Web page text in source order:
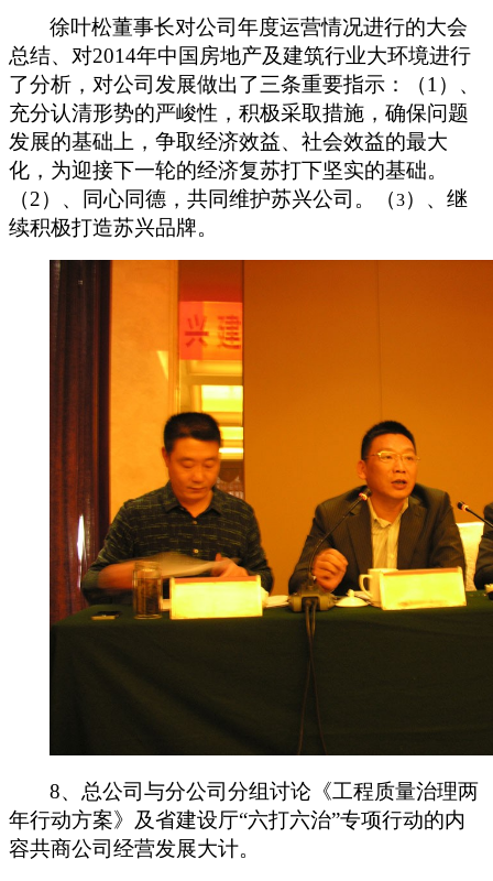
徐叶松董事长对公司年度运营情况进行的大会
总结、对2014年中国房地产及建筑行业大环境进行
了分析，对公司发展做出了三条重要指示：（1 ）、
充分认清形势的严峻性，积极采取措施，确保问题
发展的基础上，争取经济效益、社会效益的最大
化，为迎接下一轮的经济复苏打下坚实的基础。
（2）、同心同德，共同维护苏兴公司。（3）、继
续积极打造苏兴品牌。
8、总公司与分公司分组讨论《工程质量治理两
年行动方案》及省建设厅“六打六治”专项行动的内
容共商公司经营发展大计。